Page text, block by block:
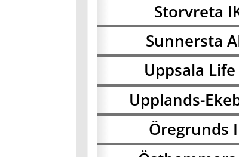
Storvreta
Sunnersta
Uppsala Life
Upplands-
Öregrunds